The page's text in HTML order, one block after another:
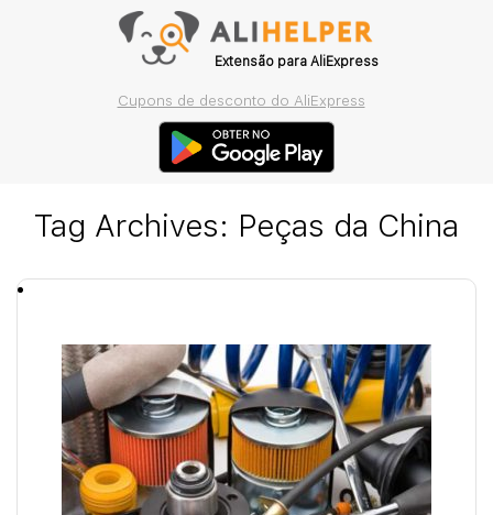
Extensão para AliExpress
Cupons de desconto do AliExpress
Tag Archives: Peças da China